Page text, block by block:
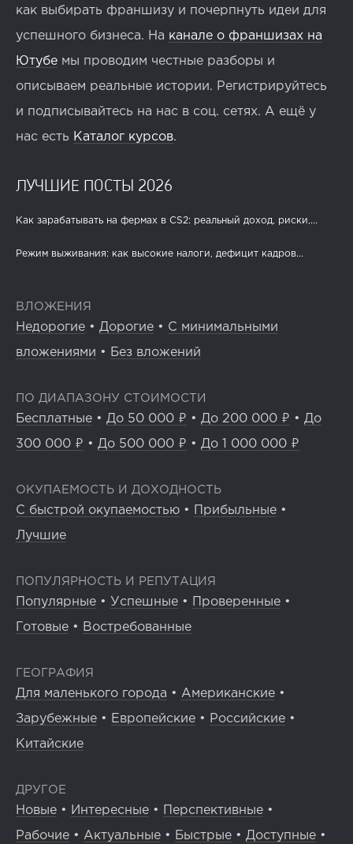
как выбирать франшизу и почерпнуть идеи для
успешного бизнеса. На канале о франшизах на
Ютубе мы проводим честные разборы и
описываем реальные истории. Регистрируйтесь
и подписывайтесь на нас в соц. сетях. А ещё у
нас есть Каталог курсов.
ЛУЧШИЕ ПОСТЫ 2026
Как зарабатывать на фермах в CS2: реальный доход, риски,...
Режим выживания: как высокие налоги, дефицит кадров...
ВЛОЖЕНИЯ
Недорогие • Дорогие • С минимальными
вложениями • Без вложений
ПО ДИАПАЗОНУ СТОИМОСТИ
Бесплатные • До 50 000 ₽ • До 200 000 ₽ • До
300 000 ₽ • До 500 000 ₽ • До 1 000 000 ₽
ОКУПАЕМОСТЬ И ДОХОДНОСТЬ
С быстрой окупаемостью • Прибыльные •
Лучшие
ПОПУЛЯРНОСТЬ И РЕПУТАЦИЯ
Популярные • Успешные • Проверенные •
Готовые • Востребованные
ГЕОГРАФИЯ
Для маленького города • Американские •
Зарубежные • Европейские • Российские •
Китайские
ДРУГОЕ
Новые • Интересные • Перспективные •
Рабочие • Актуальные • Быстрые • Доступные •